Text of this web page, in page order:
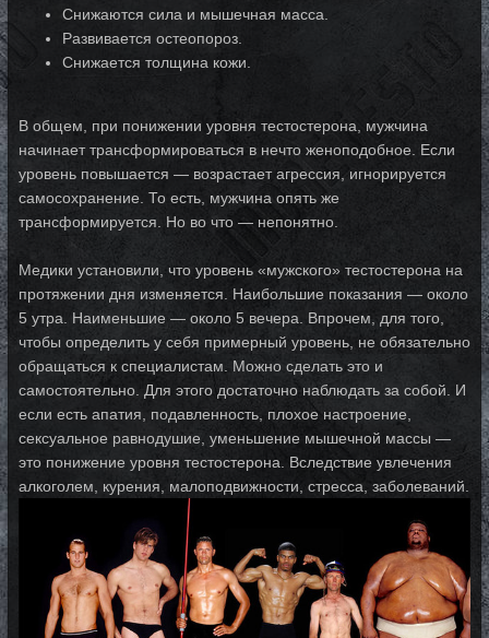
Снижаются сила и мышечная масса.
Развивается остеопороз.
Снижается толщина кожи.
В общем, при понижении уровня тестостерона, мужчина
начинает трансформироваться в нечто женоподобное. Если
уровень повышается — возрастает агрессия, игнорируется
самосохранение. То есть, мужчина опять же
трансформируется. Но во что — непонятно.
Медики установили, что уровень «мужского» тестостерона на
протяжении дня изменяется. Наибольшие показания — около
5 утра. Наименьшие — около 5 вечера. Впрочем, для того,
чтобы определить у себя примерный уровень, не обязательно
обращаться к специалистам. Можно сделать это и
самостоятельно. Для этого достаточно наблюдать за собой. И
если есть апатия, подавленность, плохое настроение,
сексуальное равнодушие, уменьшение мышечной массы —
это понижение уровня тестостерона. Вследствие увлечения
алкоголем, курения, малоподвижности, стресса, заболеваний.